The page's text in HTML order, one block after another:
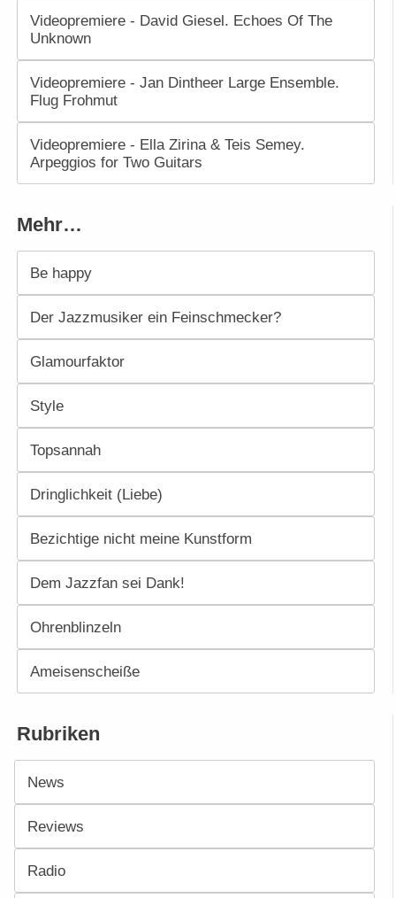
Videopremiere - David Giesel. Echoes Of The
Unknown
Videopremiere - Jan Dintheer Large Ensemble.
Flug Frohmut
Videopremiere - Ella Zirina & Teis Semey.
Arpeggios for Two Guitars
Mehr…
Be happy
Der Jazzmusiker ein Feinschmecker?
Glamourfaktor
Style
Topsannah
Dringlichkeit (Liebe)
Bezichtige nicht meine Kunstform
Dem Jazzfan sei Dank!
Ohrenblinzeln
Ameisenscheiße
Rubriken
News
Reviews
Radio